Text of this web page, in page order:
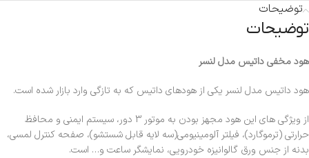
توضیحات
توضیحات
هود مخفی داتیس مدل لنسر
هود داتیس مدل لنسر یکی از هودهای داتیس که به تازگی وارد بازار شده است.
از ویژگی های این هود مجهز بودن به موتور 3 دور، سیستم ایمنی و محافظ
حرارتی (ترموگارد)، فیلتر آلومینیومی(سه لایه قابل شستشو)، صفحه کنترل لمسی،
بدنه از جنس ورق گالوانیزه خودرویی، نمایشگر ساعت و… است.